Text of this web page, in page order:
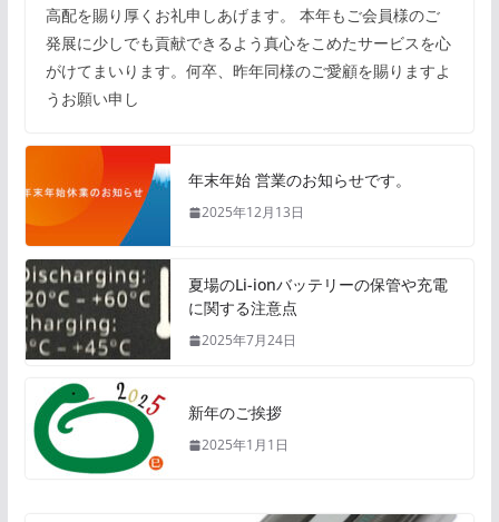
高配を賜り厚くお礼申しあげます。 本年もご会員様のご
発展に少しでも貢献できるよう真心をこめたサービスを心
がけてまいります。何卒、昨年同様のご愛顧を賜りますよ
うお願い申し
年末年始 営業のお知らせです。
2025年12月13日
夏場のLi-ionバッテリーの保管や充電
に関する注意点
2025年7月24日
新年のご挨拶
2025年1月1日